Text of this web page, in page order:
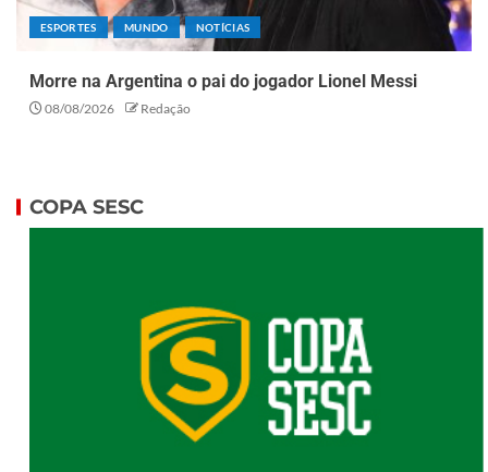
ESPORTES MUNDO NOTÍCIAS
Morre na Argentina o pai do jogador Lionel Messi
08/08/2026 Redação
COPA SESC